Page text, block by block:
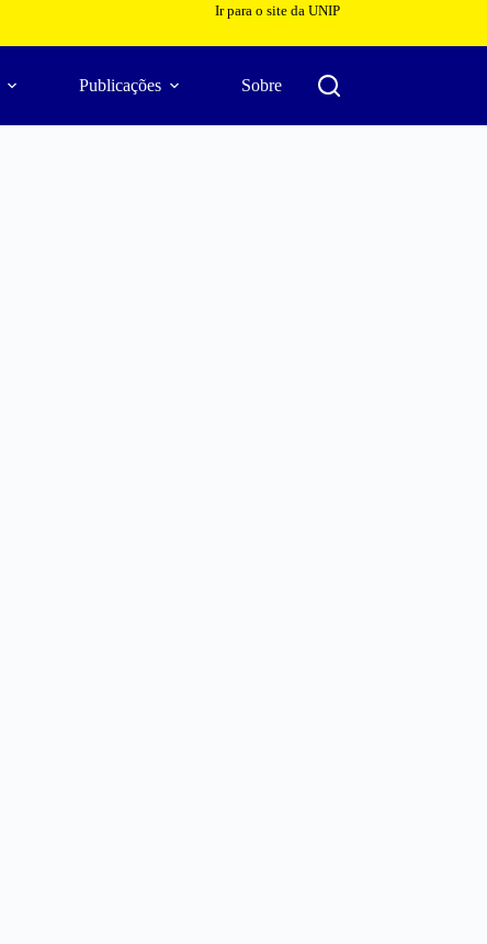
Ir para o site da UNIP
Publicações Sobre